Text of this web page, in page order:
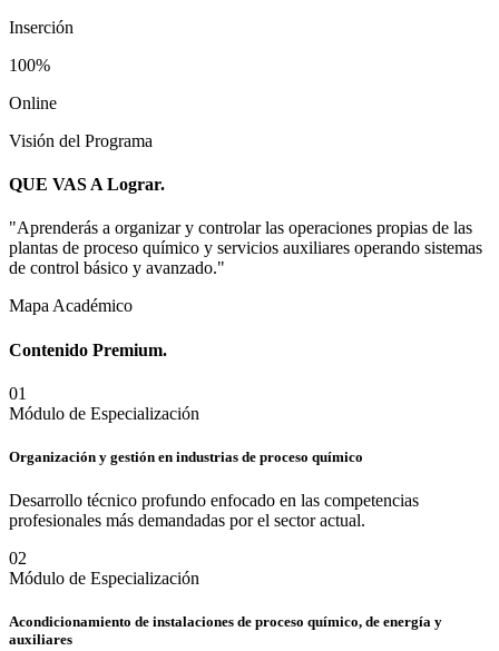
Inserción
100%
Online
Visión del Programa
QUE VAS A Lograr.
"Aprenderás a organizar y controlar las operaciones propias de las
plantas de proceso químico y servicios auxiliares operando sistemas
de control básico y avanzado."
Mapa Académico
Contenido Premium.
01
Módulo de Especialización
Organización y gestión en industrias de proceso químico
Desarrollo técnico profundo enfocado en las competencias
profesionales más demandadas por el sector actual.
02
Módulo de Especialización
Acondicionamiento de instalaciones de proceso químico, de energía y
auxiliares